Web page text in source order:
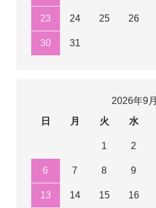
23 24 25 26
30 31
2026年9月
日
月 火 水
1 2
6 7 8 9
13 14 15 16